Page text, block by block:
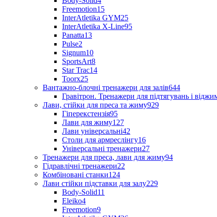
Freemotion15
InterAtletika GYM25
InterAtletika X-Line95
Panatta13
Pulse2
Signum10
SportsArt8
Star Trac14
Toorx25
Вантажно-блочні тренажери для залів644
Гравітрон. Тренажери для підтягувань і
Лави, стійки для преса та жиму929
Гіперекстензія95
Лави для жиму127
Лави універсальні42
Столи для армреслінгу16
Універсальні тренажери27
Тренажери для преса, лави для жиму94
Гідравлічні тренажери22
Комбіновані станки124
Лави стійки підставки для залу229
Body-Solid11
Eleiko4
Freemotion9